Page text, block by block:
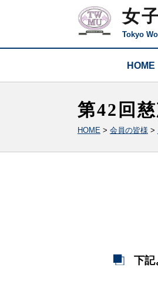
女
Tokyo
HOME
第42回
HOME> 会員の皆様 >
下記